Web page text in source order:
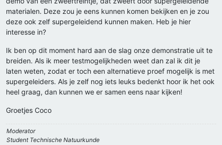
materialen. Deze zou je eens kunnen komen bekijken en je zou
deze ook zelf supergeleidend kunnen maken. Heb je hier
interesse in?
Ik ben op dit moment hard aan de slag onze demonstratie uit te
breiden. Als ik meer testmogelijkheden weet dan zal ik dit je
laten weten, zodat er toch een alternatieve proef mogelijk is met
supergeleiders. Als je zelf nog iets leuks bedenkt hoor ik het ook
heel graag, dan kunnen we er samen eens naar kijken!
Groetjes Coco
Moderator
Student Technische Natuurkunde